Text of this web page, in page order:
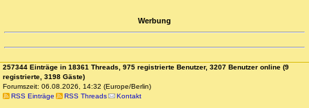
Werbung
257344 Einträge in 18361 Threads, 975 registrierte Benutzer, 3207 Benutzer online (9
registrierte, 3198 Gäste)
Forumszeit: 06.08.2026, 14:32 (Europe/Berlin)
RSS Einträge
RSS Threads Kontakt